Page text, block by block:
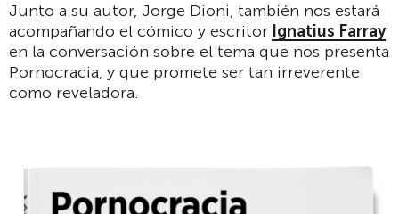
Junto a su autor, Jorge Dioni, también nos estará
acompañando el cómico y escritor Ignatius Farray
en la conversación sobre el tema que nos presenta
Pornocracia, y que promete ser tan irreverente
como reveladora.